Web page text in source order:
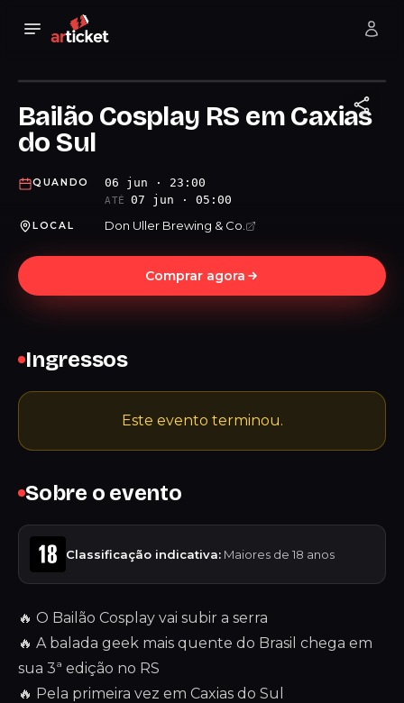
Bailão Cosplay RS em Caxias
do Sul
QUANDO 06 jun · 23:00
ATÉ 07 jun · 05:00
LOCAL Don Uller Brewing & Co.
Comprar agora
Sobre o evento
Classificação indicativa: Maiores de 18 anos
🔥 O Bailão Cosplay vai subir a serra
🔥 A balada geek mais quente do Brasil chega em
sua 3ª edição no RS
🔥 Pela primeira vez em Caxias do Sul
Ingressos
Este evento terminou.